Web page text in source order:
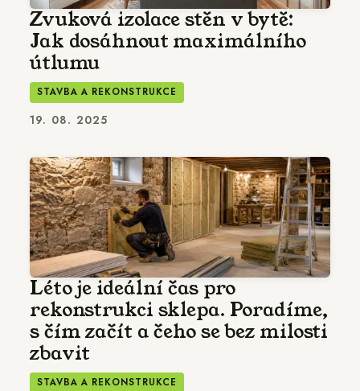
Zvuková izolace stěn v bytě:
Jak dosáhnout maximálního
útlumu
STAVBA A REKONSTRUKCE
19. 08. 2025
Léto je ideální čas pro
rekonstrukci sklepa. Poradíme,
s čím začít a čeho se bez milosti
zbavit
STAVBA A REKONSTRUKCE